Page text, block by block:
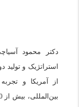
دکتر محمود
استراتژیک و
از آمریکا و